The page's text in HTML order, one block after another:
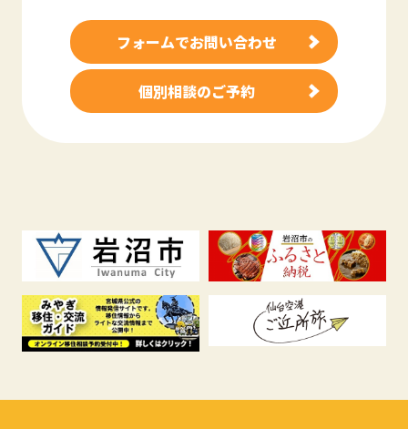
フォームでお問い合わせ
個別相談のご予約